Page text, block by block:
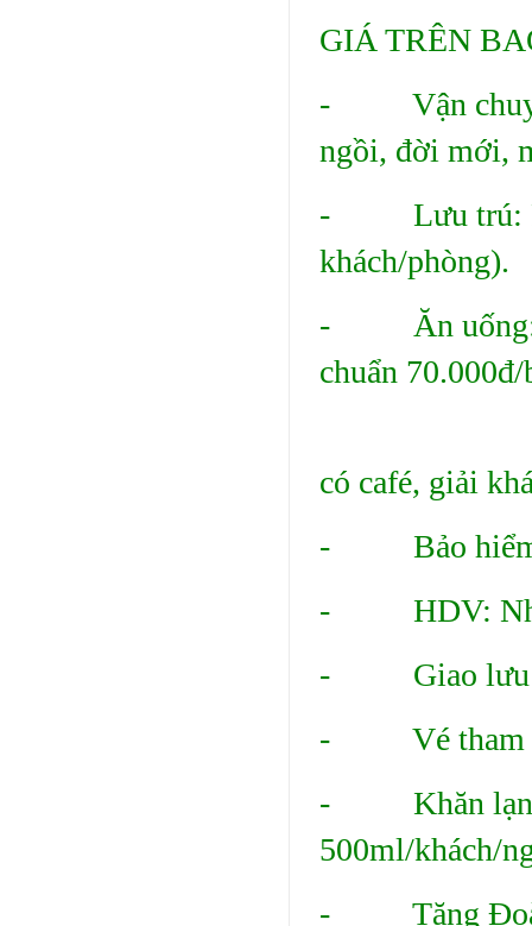
GIÁ TRÊN
- Vận
ngồi, đời mới,
- Lưu trú:
khách/phòng).
- Ăn uống: +
chuẩn
có café, giải
- Bảo hiểm
- HDV: Nhiệt
- Giao lưu
- Vé tham
- Khăn
500ml/khách/
- Tặng